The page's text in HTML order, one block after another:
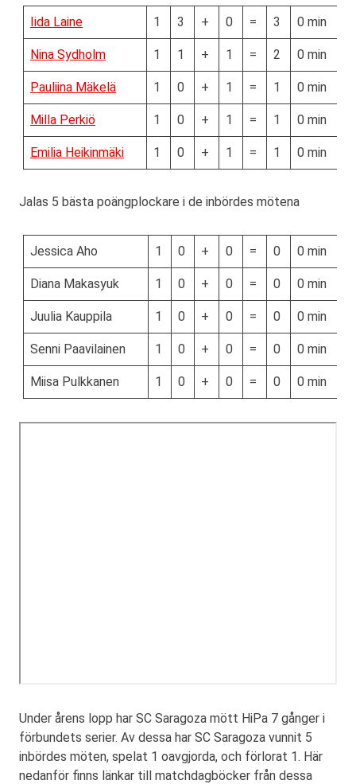
Iida Laine 1 3 + 0 = 3 0 min
Nina Sydholm 1 1 + 1 = 2 0 min
Pauliina Mäkelä 1 0 + 1 = 1 0 min
Milla Perkiö 1 0 + 1 = 1 0 min
Emilia Heikinmäki 1 0 + 1 = 1 0 min
Jalas 5 bästa poängplockare i de inbördes mötena
Jessica Aho 1 0 + 0 = 0 0 min
Diana Makasyuk 1 0 + 0 = 0 0 min
Juulia Kauppila 1 0 + 0 = 0 0 min
Senni Paavilainen 1 0 + 0 = 0 0 min
Miisa Pulkkanen 1 0 + 0 = 0 0 min
Under årens lopp har SC Saragoza mött HiPa 7 gånger i
förbundets serier. Av dessa har SC Saragoza vunnit 5
inbördes möten, spelat 1 oavgjorda, och förlorat 1. Här
nedanför finns länkar till matchdagböcker från dessa